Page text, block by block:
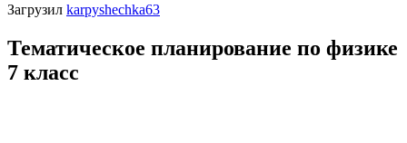
Загрузил karpyshechka63
Тематическое планирование по физике
7 класс